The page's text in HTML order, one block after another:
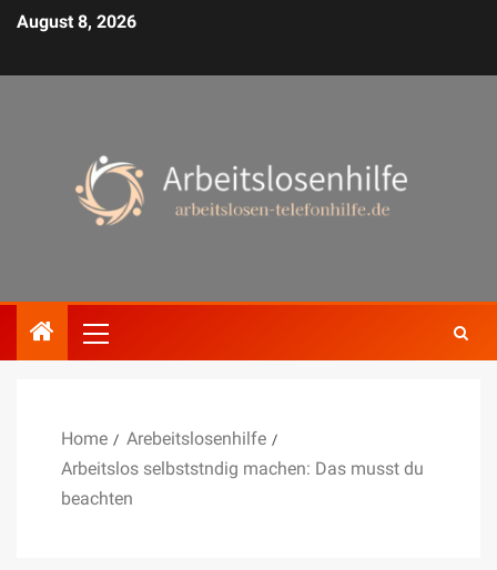
August 8, 2026
Home
Arebeitslosenhilfe
Arbeitslos selbststndig machen: Das musst du
beachten